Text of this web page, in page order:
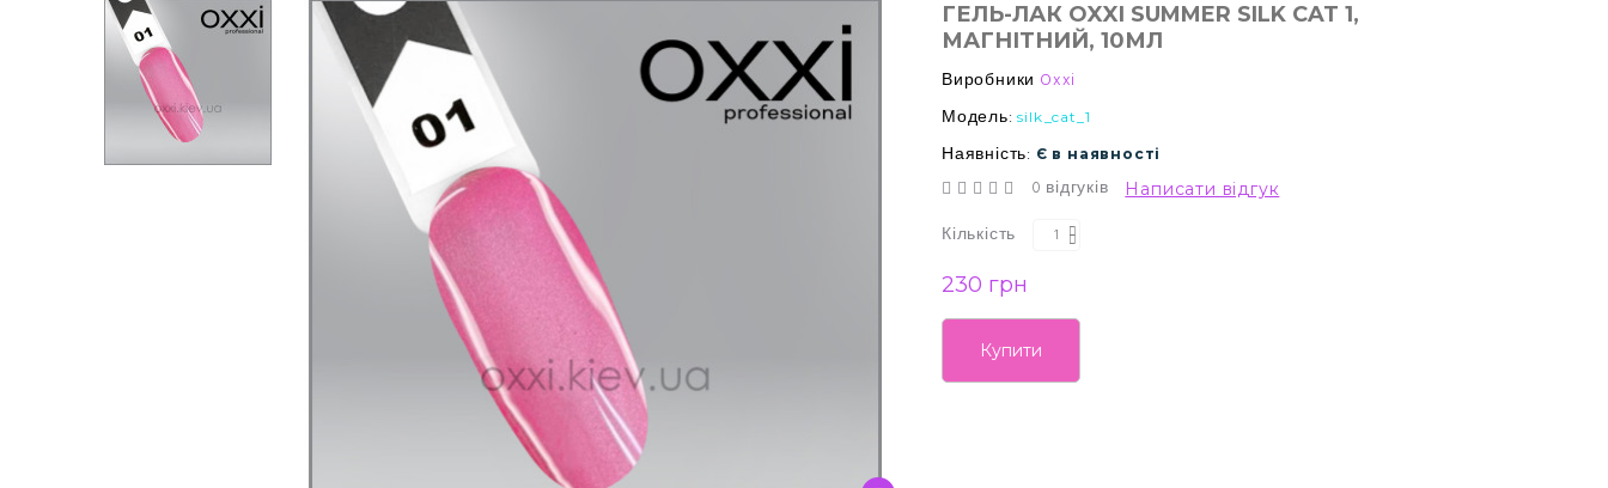
ГЕЛЬ-ЛАК OXXI SUMMER SILK CAT 1,
МАГНІТНИЙ, 10МЛ
Виробники Oxxi
Модель: silk_cat_1
Наявність: Є в наявності
0 відгуків Написати відгук
Кількість
230 грн
Купити